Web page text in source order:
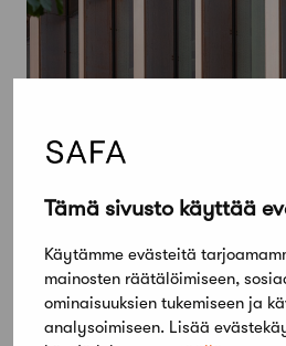
Tämä sivusto käyttää
Käytämme evästeitä
mainosten räätälöimiseen,
ominaisuuksien tukemiseen ja
analysoimiseen. Lisää